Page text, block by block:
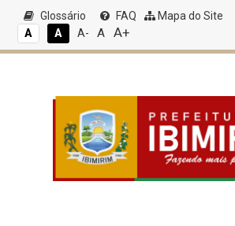
Glossário FAQ Mapa do Site
A
A A- A A+